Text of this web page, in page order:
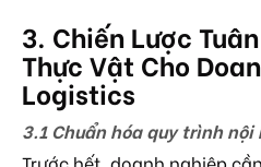
3. Chiến Lược
Thực Vật Cho
Logistics
3.1 Chuẩn hóa quy trình nội